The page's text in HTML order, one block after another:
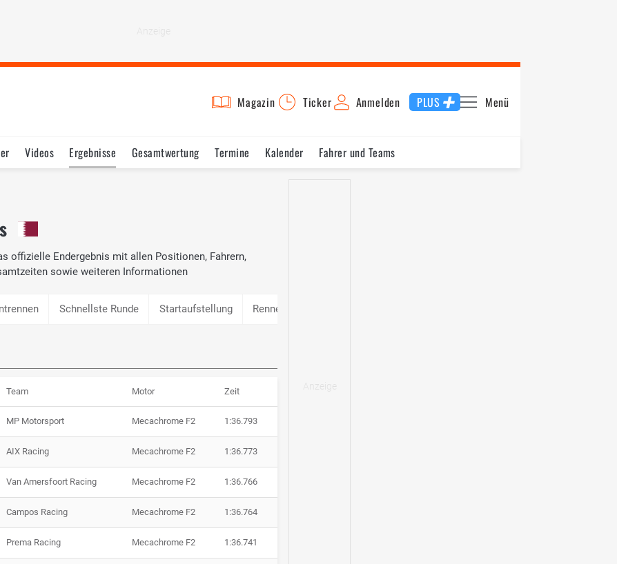
Magazin Ticker Anmelden PLUS Menü
Videos Ergebnisse Gesamtwertung Termine Kalender Fahrer und Teams
offizielle Endergebnis mit allen Positionen, Fahrern,
sowie weiteren Informationen
Schnellste Runde Startaufstellung Rennen
Team Motor Zeit
MP Motorsport Mecachrome F2 1:36.793
AIX Racing Mecachrome F2 1:36.773
Van Amersfoort Racing Mecachrome F2 1:36.766
Campos Racing Mecachrome F2 1:36.764
Prema Racing Mecachrome F2 1:36.741